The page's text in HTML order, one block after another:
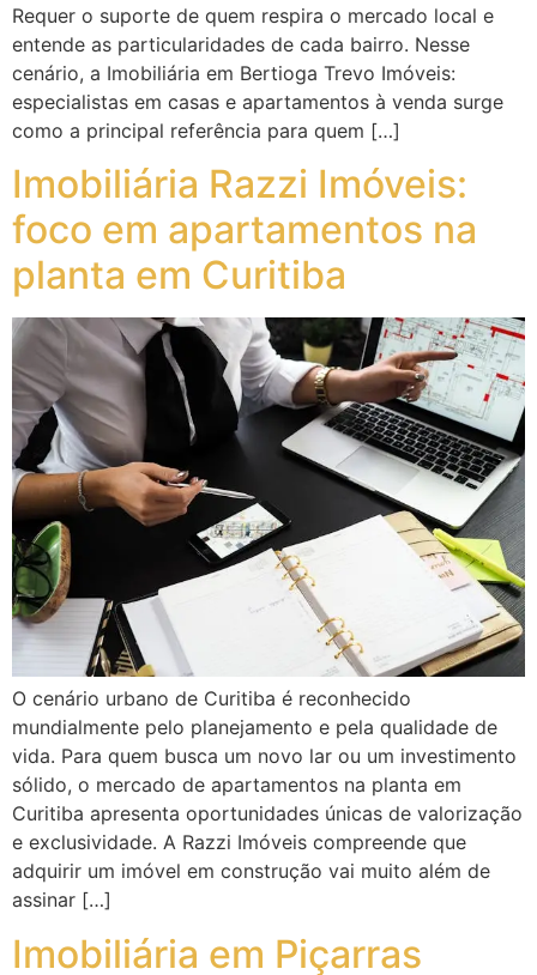
Requer o suporte de quem respira o mercado local e
entende as particularidades de cada bairro. Nesse
cenário, a Imobiliária em Bertioga Trevo Imóveis:
especialistas em casas e apartamentos à venda surge
como a principal referência para quem […]
Imobiliária Razzi Imóveis:
foco em apartamentos na
planta em Curitiba
O cenário urbano de Curitiba é reconhecido
mundialmente pelo planejamento e pela qualidade de
vida. Para quem busca um novo lar ou um investimento
sólido, o mercado de apartamentos na planta em
Curitiba apresenta oportunidades únicas de valorização
e exclusividade. A Razzi Imóveis compreende que
adquirir um imóvel em construção vai muito além de
assinar […]
Imobiliária em Piçarras